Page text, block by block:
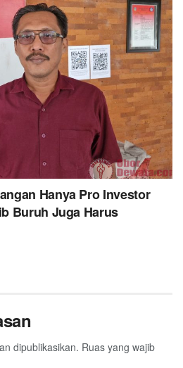
Hanya Pro Investor
Buruh Juga Harus
dipublikasikan. Ruas yang wajib